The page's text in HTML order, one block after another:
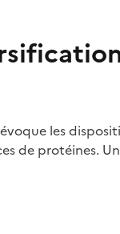
les
de protéines.